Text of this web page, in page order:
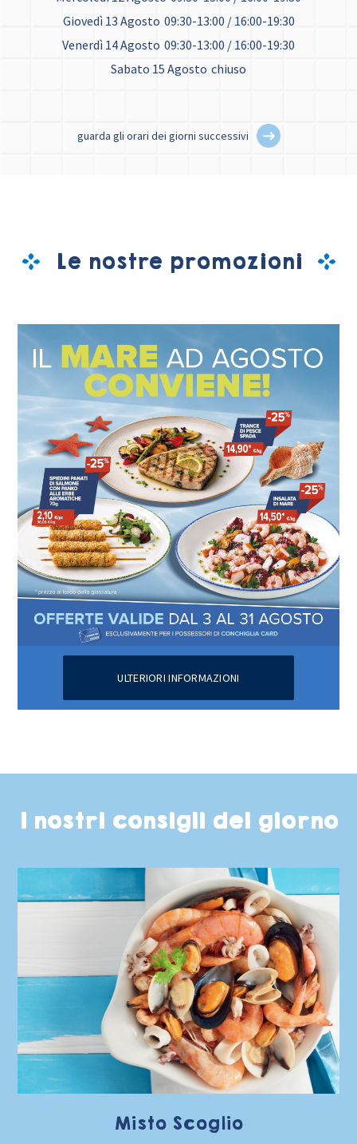
Giovedì 13 Agosto 09:30-13:00 / 16:00-19:30
Venerdì 14 Agosto 09:30-13:00 / 16:00-19:30
Sabato 15 Agosto chiuso
guarda gli orari dei giorni successivi
Le nostre promozioni
ULTERIORI INFORMAZIONI
I nostri consigli del giorno
Misto Scoglio